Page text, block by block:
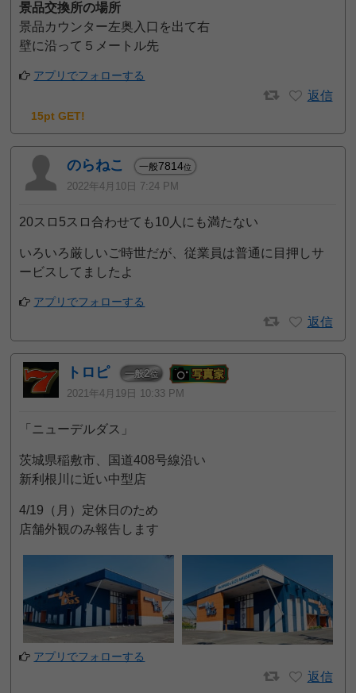
景品交換所の場所
景品カウンター左奥入口を出て右
壁に沿って５メートル先
アプリでフォローする
返信
15pt GET!
のらねこ 一般7814位
2022年4月10日 7:24 PM
20スロ5スロ合わせても10人にも満たない
いろいろ厳しいご時世だが、従業員は普通に目押しサ
ービスしてましたよ
アプリでフォローする
返信
トロピ 一般2位
2021年4月19日 10:33 PM
「ニューデルダス」
茨城県稲敷市、国道408号線沿い
新利根川に近い中型店
4/19（月）定休日のため
店舗外観のみ報告します
アプリでフォローする
返信